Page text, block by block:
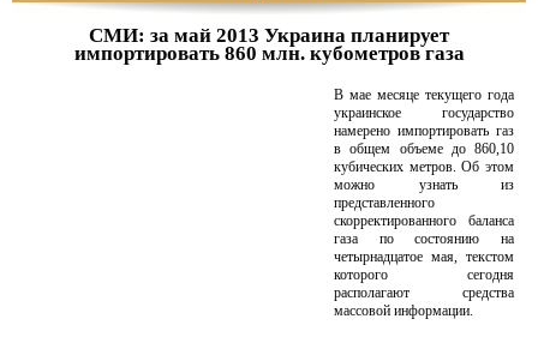
СМИ: за май 2013 Украина планирует
импортировать 860 млн. кубометров газа
В мае месяце текущего года
украинское государство
намерено импортировать газ
в общем объеме до 860,10
кубических метров. Об этом
можно узнать из
представленного
скорректированного баланса
газа по состоянию на
четырнадцатое мая, текстом
которого сегодня
располагают средства
массовой информации.